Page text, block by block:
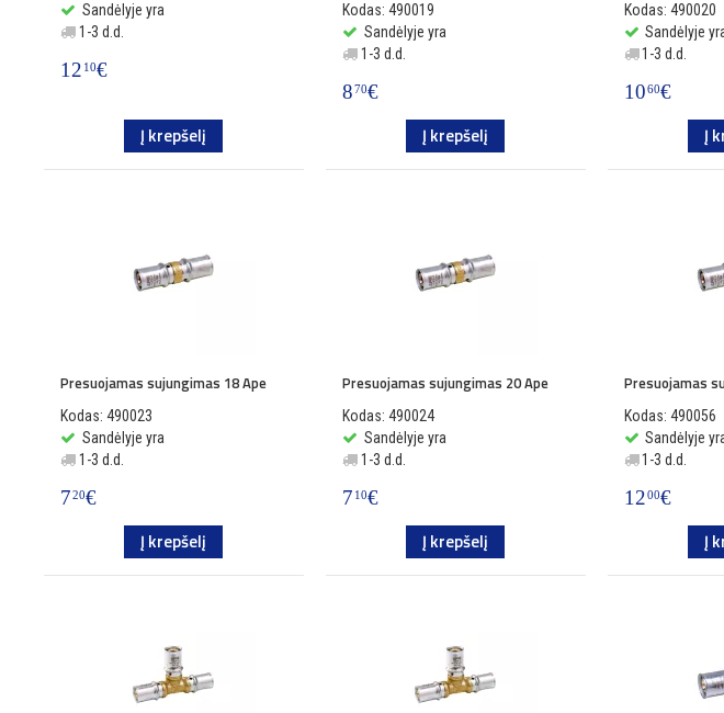
Sandėlyje yra
1-3 d.d.
12 10€
Į krepšelį
Kodas: 490019
Sandėlyje yra
1-3 d.d.
870€
Į krepšelį
Kodas: 490020
Sandėlyje
1-3 d.d.
1060€
Į
Presuojamas sujungimas 18 Ape
Kodas: 490023
Sandėlyje yra
1-3 d.d.
720€
Į krepšelį
Presuojamas sujungimas 20 Ape
Kodas: 490024
Sandėlyje yra
1-3 d.d.
7 10€
Į krepšelį
Presuojamas
Kodas: 490056
Sandėlyje
1-3 d.d.
1200€
Į